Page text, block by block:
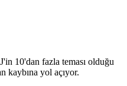
10'dan fazla teması olduğu
kaybına yol açıyor.